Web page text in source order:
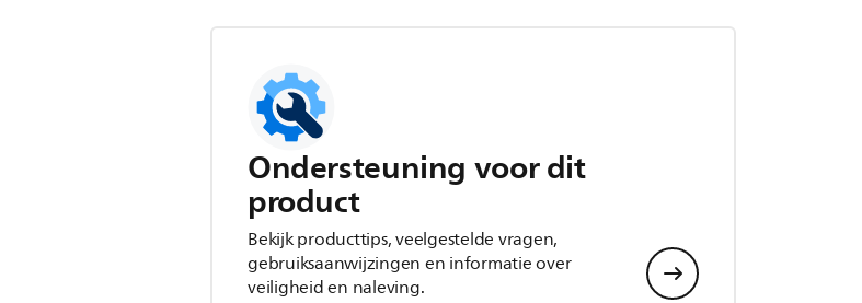
Ondersteuning voor dit
product
Bekijk producttips, veelgestelde vragen,
gebruiksaanwijzingen en informatie over
veiligheid en naleving.